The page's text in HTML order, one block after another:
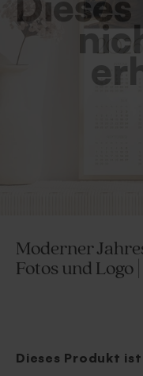
Moderner
Fotos und Logo
Dieses Produkt